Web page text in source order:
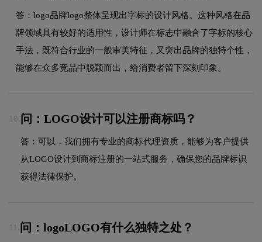
答：logo品牌logo整体呈现出字标的设计风格。这种风格在品
牌领域具有较好的适用性，设计师在标志中融合了字标的核心
手法，既符合行业的一般审美特征，又突出品牌的独特个性，
能够在众多竞品中脱颖而出，给消费者留下深刻印象。
10. 问：LOGO设计可以注册商标吗？
答：可以，我们拥有专业的商标代理资质，能够为客户提供
从LOGO设计到商标注册的一站式服务，确保您的品牌标识
获得法律保护。
问：logoLOGO有什么独特之处？